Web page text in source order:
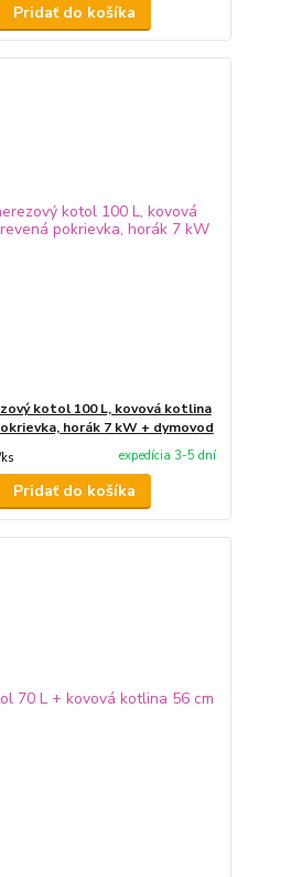
Pridať do košíka
kotol 100 L, kovová kotlina
horák 7 kW + dymovod
ks expedícia 3-5 dní
Pridať do košíka